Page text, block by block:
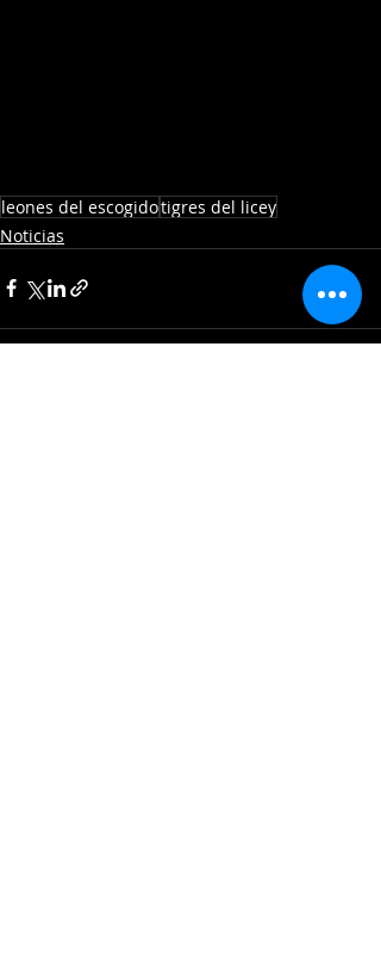
leones del escogidotigres del licey
Noticias